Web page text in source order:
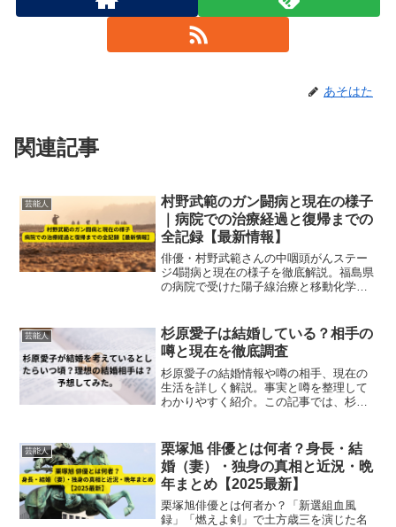
あそはた
関連記事
芸能人
村野武範のガン闘病と現在の様子
｜病院での治療経過と復帰までの
全記録【最新情報】
俳優・村野武範さんの中咽頭がんステー
ジ4闘病と現在の様子を徹底解説。福島県
の病院で受けた陽子線治療と移動化学療
報で紹介。
芸能人
杉原愛子は結婚している？相手の
噂と現在を徹底調査
杉原愛子の結婚情報や噂の相手、現在の
生活を詳しく解説。事実と噂を整理して
わかりやすく紹介。この記事では、杉原
芸能人
栗塚旭 俳優とは何者？身長・結
婚（妻）・独身の真相と近況・晩
年まとめ【2025最新】
栗塚旭俳優とは何者か？「新選組血風
録」「燃えよ剣」で土方歳三を演じた名